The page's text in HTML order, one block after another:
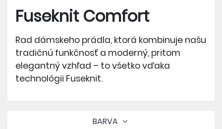
Fuseknit Comfort
Rad dámskeho prádla, ktorá kombinuje našu
tradičnú funkčnosť a moderný, pritom
elegantný vzhľad – to všetko vďaka
technológii Fuseknit.
BARVA